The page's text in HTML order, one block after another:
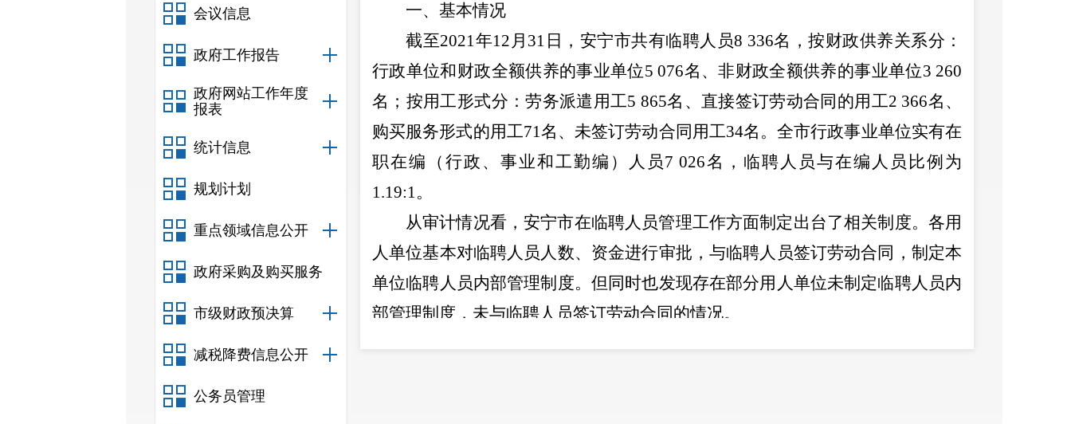
会议信息
政府工作报告
政府网站工作年度
报表
统计信息
规划计划
重点领域信息公开
政府采购及购买服务
市级财政预决算
减税降费信息公开
公务员管理
一、基本情况
截至2021年12 月 31 日，安宁市共有临聘人员8 336名，按财政供养关系分：
行政单位和财政全额供养的事业单位5 076名、非财政全额供养的事业单位3 260
名；按用工形式分：劳务派遣用工5 865名、直接签订劳动合同的用工2 366名、
购买服务形式的用工71名、未签订劳动合同用工34名。全市行政事业单位实有在
职在编（行政、事业和工勤编）人员7 026名，临聘人员与在编人员比例为
1.19:1。
从审计情况看，安宁市在临聘人员管理工作方面制定出台了相关制度。各用
人单位基本对临聘人员人数、资金进行审批，与临聘人员签订劳动合同，制定本
单位临聘人员内部管理制度。但同时也发现存在部分用人单位未制定临聘人员内
部管理制度，未与临聘人员签订劳动合同的情况。